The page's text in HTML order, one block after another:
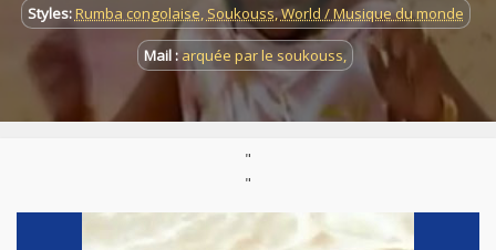
Styles:Rumba congolaise, Soukouss,World / Musique du monde
Mail : arquée par le soukouss,
"
"